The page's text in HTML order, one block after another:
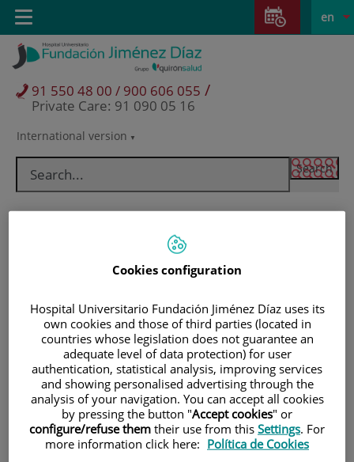
Jump to content
Jump
content
Language
selector
Active
en
International version
91 550 48 00 / 900 606 055 /
Private Care: 91 090 05 16
Toggle
navigation
Patients and visitors
Cookies configuration
Hospital Universitario Fundación Jiménez Díaz uses its
own cookies and those of third parties (located in
countries whose legislation does not guarantee an
adequate level of data protection) for user
authentication, statistical analysis, improving services
and showing personalised advertising through the
analysis of your navigation. You can accept all cookies
by pressing the button "Accept cookies" or
configure/refuse them their use from this Settings. For
more information click here: Política de Cookies